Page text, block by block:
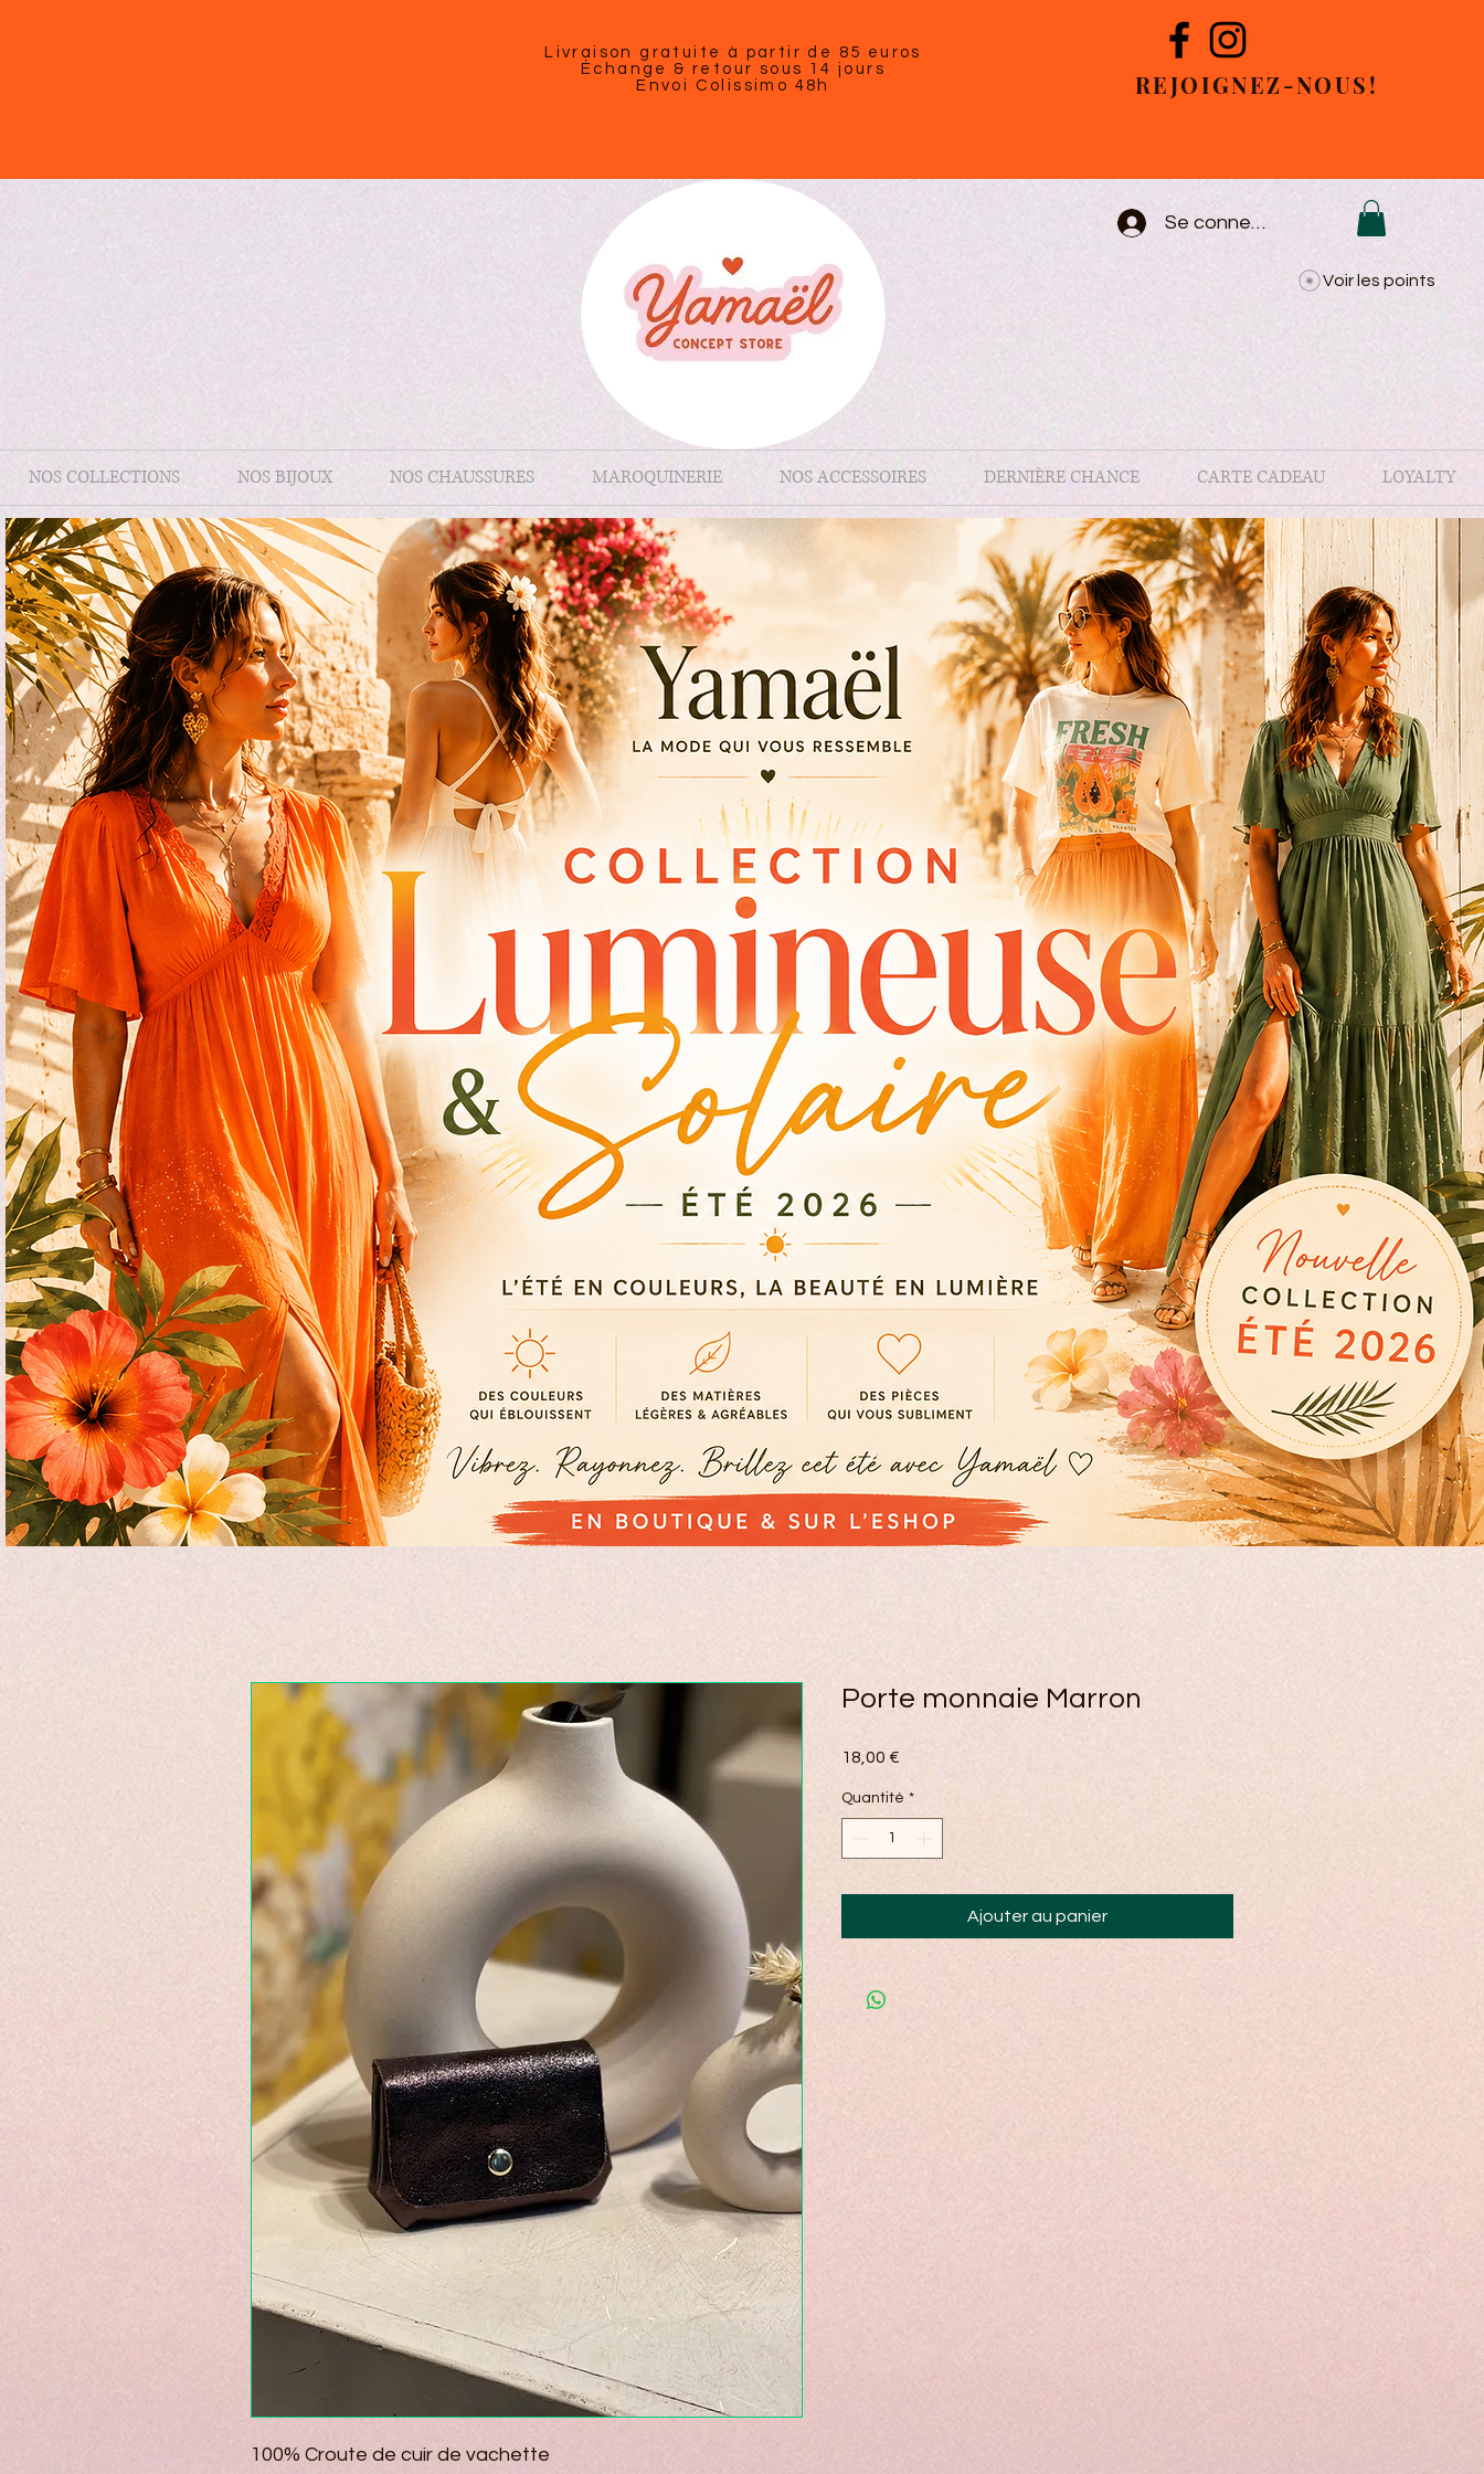
Livraison gratuite à partir de 85 euros
Échange & retour sous 14 jours
Envoi Colissimo 48h
REJOIGNEZ-NOUS!
Se connecter
Voir les points
NOS COLLECTIONS NOS BIJOUX NOS CHAUSSURES MAROQUINERIE NOS ACCESSOIRES DERNIÈRE CHANCE CARTE CADEAU LOYALTY
100% Croute de cuir de vachette
Porte monnaie Marron
18,00 €
Quantité *
Ajouter au panier